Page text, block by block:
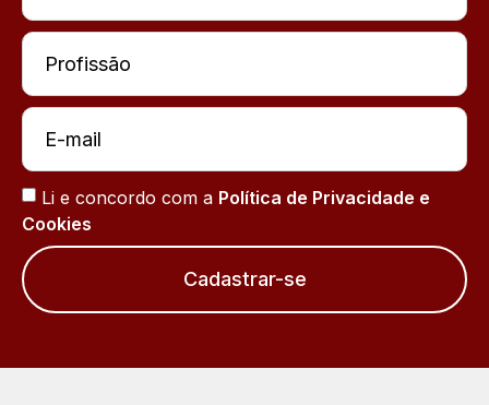
Li e concordo com a Política de Privacidade e
Cookies
Cadastrar-se